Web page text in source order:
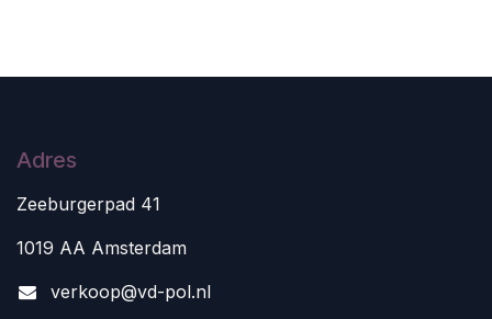
Adres
Zeeburgerpad 41
1019 AA Amsterdam
verkoop@vd-pol.nl